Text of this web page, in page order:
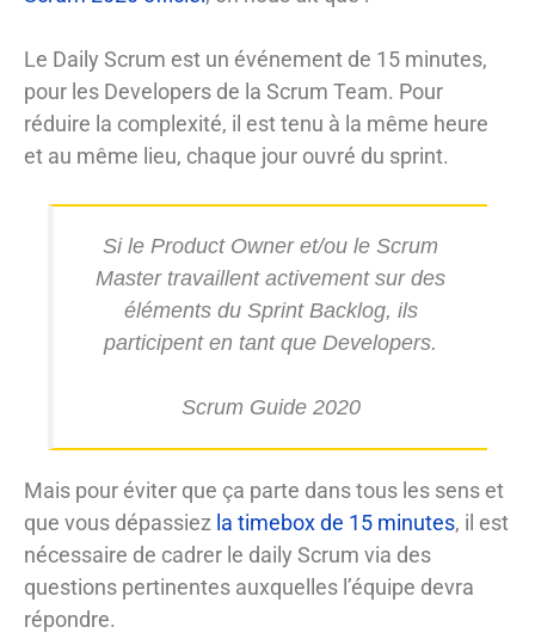
Le Daily Scrum est un événement de 15 minutes,
pour les Developers de la Scrum Team. Pour
réduire la complexité, il est tenu à la même heure
et au même lieu, chaque jour ouvré du sprint.
Si le Product Owner et/ou le Scrum
Master travaillent activement sur des
éléments du Sprint Backlog, ils
participent en tant que Developers.
Scrum Guide 2020
Mais pour éviter que ça parte dans tous les sens et
que vous dépassiez la timebox de 15 minutes, il est
nécessaire de cadrer le daily Scrum via des
questions pertinentes auxquelles l’équipe devra
répondre.